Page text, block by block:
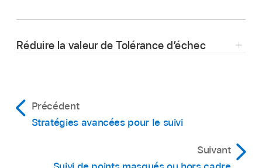
d’objet.
point .
Réduire la valeur de Tolérance d’échec
Précédent
Stratégies avancées pour le suivi
Suivant